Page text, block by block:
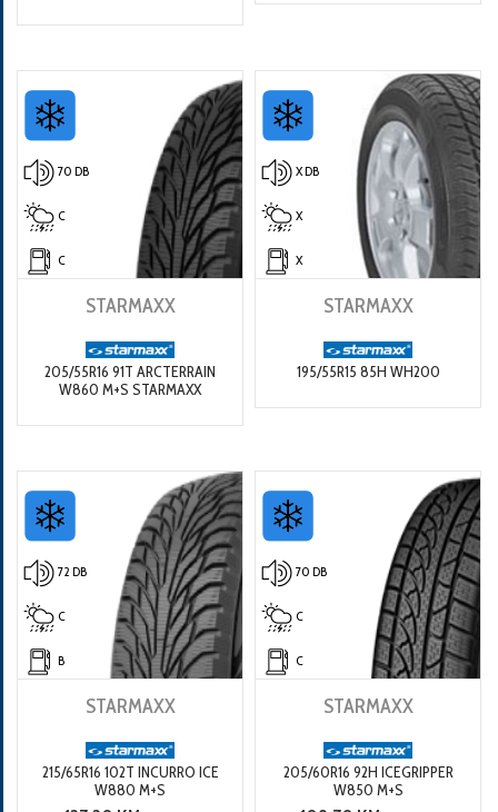
70 DB
C
C
STARMAXX
205/55R16 91T ARCTERRAIN
W860 M+S STARMAXX
X DB
X
X
STARMAXX
195/55R15 85H WH200
72 DB
C
B
STARMAXX
215/65R16 102T INCURRO ICE
W880 M+S
70 DB
C
C
STARMAXX
205/60R16 92H ICEGRIPPER
W850 M+S